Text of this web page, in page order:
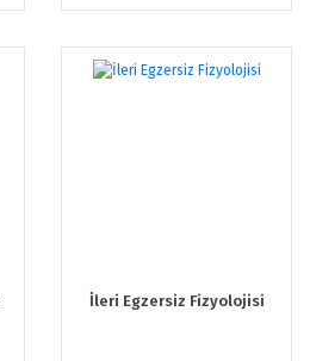
İleri Egzersiz Fizyolojisi